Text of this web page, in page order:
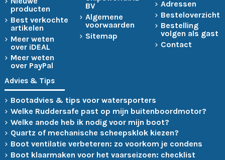
producten
Best verkochte
artikelen
Meer weten
over iDEAL
Meer weten
over PayPal
BV
Algemene
voorwaarden
Sitemap
Adressen
Besteloverzicht
Bestelling
volgen als gast
Contact
Advies & Tips
Bootadvies & tips voor watersporters
Welke Ruddersafe past op mijn buitenboordmotor?
Welke anode heb ik nodig voor mijn boot?
Quartz of mechanische scheepsklok kiezen?
Boot ventilatie verbeteren: zo voorkom je condens
Boot klaarmaken voor het vaarseizoen: checklist